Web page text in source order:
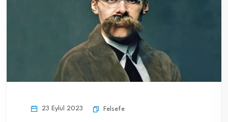
23 Eylül 2023 Felsefe